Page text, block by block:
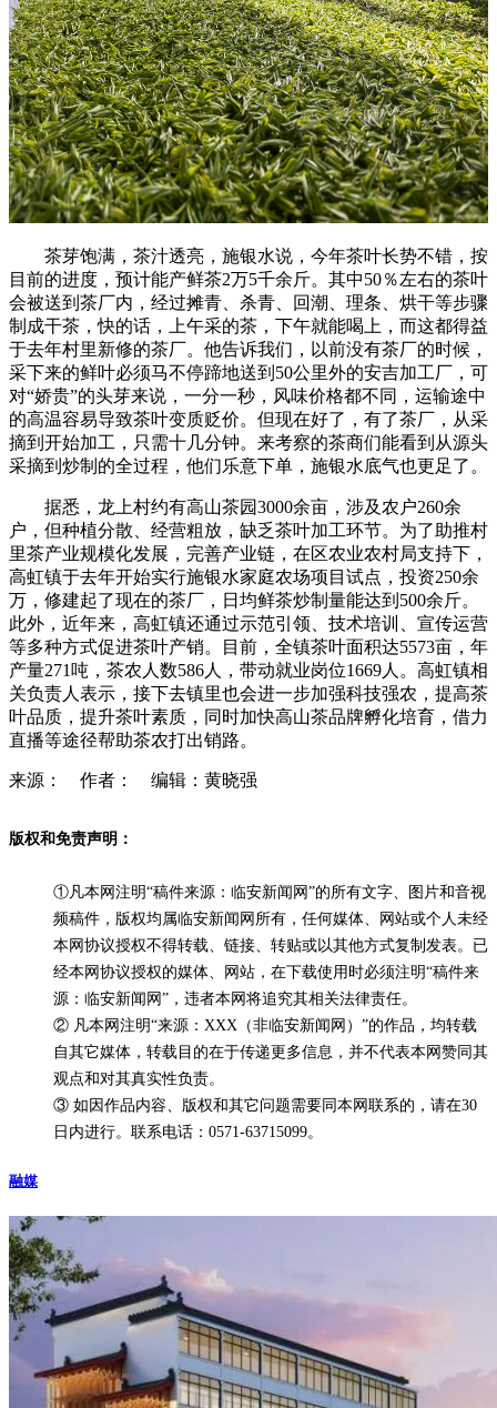
茶芽饱满，茶汁透亮，施银水说，今年茶叶长势不错，按
目前的进度，预计能产鲜茶2万5千余斤。其中50％左右的茶叶
会被送到茶厂内，经过摊青、杀青、回潮、理条、烘干等步骤
制成干茶，快的话，上午采的茶，下午就能喝上，而这都得益
于去年村里新修的茶厂。他告诉我们，以前没有茶厂的时候，
采下来的鲜叶必须马不停蹄地送到50公里外的安吉加工厂，可
对“娇贵”的头芽来说，一分一秒，风味价格都不同，运输途中
的高温容易导致茶叶变质贬价。但现在好了，有了茶厂，从采
摘到开始加工，只需十几分钟。来考察的茶商们能看到从源头
采摘到炒制的全过程，他们乐意下单，施银水底气也更足了。
据悉，龙上村约有高山茶园3000余亩，涉及农户260余
户，但种植分散、经营粗放，缺乏茶叶加工环节。为了助推村
里茶产业规模化发展，完善产业链，在区农业农村局支持下，
高虹镇于去年开始实行施银水家庭农场项目试点，投资250余
万，修建起了现在的茶厂，日均鲜茶炒制量能达到500余斤。
此外，近年来，高虹镇还通过示范引领、技术培训、宣传运营
等多种方式促进茶叶产销。目前，全镇茶叶面积达5573亩，年
产量271吨，茶农人数586人，带动就业岗位1669人。高虹镇相
关负责人表示，接下去镇里也会进一步加强科技强农，提高茶
叶品质，提升茶叶素质，同时加快高山茶品牌孵化培育，借力
直播等途径帮助茶农打出销路。
来源： 作者： 编辑：黄晓强
版权和免责声明：
①凡本网注明“稿件来源：临安新闻网”的所有文字、图片和音视
频稿件，版权均属临安新闻网所有，任何媒体、网站或个人未经
本网协议授权不得转载、链接、转贴或以其他方式复制发表。已
经本网协议授权的媒体、网站，在下载使用时必须注明“稿件来
源：临安新闻网”，违者本网将追究其相关法律责任。
② 凡本网注明“来源：XXX（非临安新闻网）”的作品，均转载
自其它媒体，转载目的在于传递更多信息，并不代表本网赞同其
观点和对其真实性负责。
③ 如因作品内容、版权和其它问题需要同本网联系的，请在30
日内进行。联系电话：0571-63715099。
融媒